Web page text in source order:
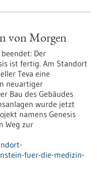
von Morgen
Der
ist fertig. Am Standort
Teva eine
neuartiger
Bau des Gebäudes
wurde jetzt
namens Genesis
Weg zur
fuer-die-medizin-